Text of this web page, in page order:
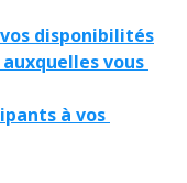
disponibilités
vous
à vos